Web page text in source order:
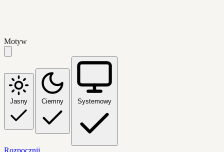
Motyw
Jasny Ciemny Systemowy
Rozpocznij